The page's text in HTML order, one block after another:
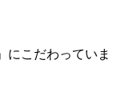
にこだわっていま